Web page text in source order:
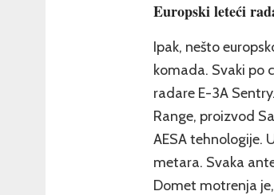
Europski leteći
Ipak, nešto
komada. Svaki po
radare E-3A
Range, proizvod
AESA tehnologije.
metara. Svaka
Domet motrenja